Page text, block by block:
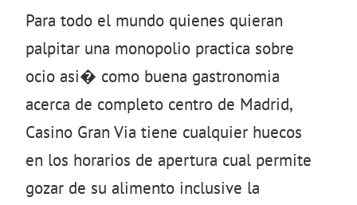
Para todo el mundo quienes quieran
palpitar una monopolio practica sobre
ocio asi� como buena gastronomia
acerca de completo centro de Madrid,
Casino Gran Via tiene cualquier huecos
en los horarios de apertura cual permite
gozar de su alimento inclusive la